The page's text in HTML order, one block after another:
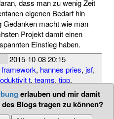
dass man zu wenig Zeit
eigenen Bedarf hin
macht wie man
Projekt damit einen
Einstieg haben.
2015-10-08 20:15
framework, hannes pries, jsf,
t, teams, tipp,
erlauben und mir damit
Blogs tragen zu können?